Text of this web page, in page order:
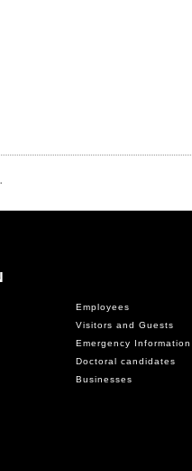
Employees
Visitors and Guests
Emergency Information
Doctoral candidates
Businesses